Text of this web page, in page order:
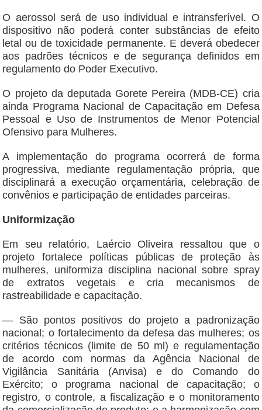
O aerossol será de uso individual e intransferível. O
dispositivo não poderá conter substâncias de efeito
letal ou de toxicidade permanente. E deverá obedecer
aos padrões técnicos e de segurança definidos em
regulamento do Poder Executivo.
O projeto da deputada Gorete Pereira (MDB-CE) cria
ainda Programa Nacional de Capacitação em Defesa
Pessoal e Uso de Instrumentos de Menor Potencial
Ofensivo para Mulheres.
A implementação do programa ocorrerá de forma
progressiva, mediante regulamentação própria, que
disciplinará a execução orçamentária, celebração de
convênios e participação de entidades parceiras.
Uniformização
Em seu relatório, Laércio Oliveira ressaltou que o
projeto fortalece políticas públicas de proteção às
mulheres, uniformiza disciplina nacional sobre spray
de extratos vegetais e cria mecanismos de
rastreabilidade e capacitação.
— São pontos positivos do projeto a padronização
nacional; o fortalecimento da defesa das mulheres; os
critérios técnicos (limite de 50 ml) e regulamentação
de acordo com normas da Agência Nacional de
Vigilância Sanitária (Anvisa) e do Comando do
Exército; o programa nacional de capacitação; o
registro, o controle, a fiscalização e o monitoramento